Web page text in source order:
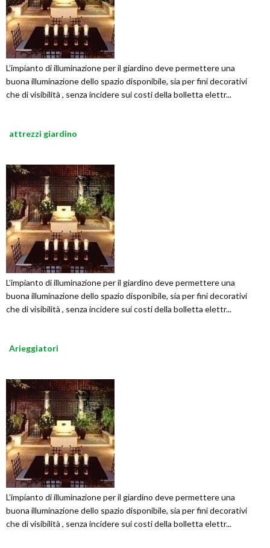
L’impianto di illuminazione per il giardino deve permettere una
buona illuminazione dello spazio disponibile, sia per fini decorativi
che di visibilità , senza incidere sui costi della bolletta elettr...
attrezzi giardino
L’impianto di illuminazione per il giardino deve permettere una
buona illuminazione dello spazio disponibile, sia per fini decorativi
che di visibilità , senza incidere sui costi della bolletta elettr...
Arieggiatori
L’impianto di illuminazione per il giardino deve permettere una
buona illuminazione dello spazio disponibile, sia per fini decorativi
che di visibilità , senza incidere sui costi della bolletta elettr...